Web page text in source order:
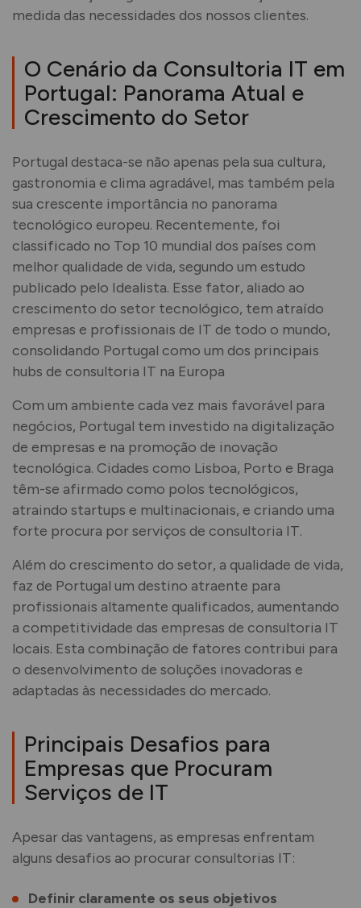
medida das necessidades dos nossos clientes.
O Cenário da Consultoria IT em
Portugal: Panorama Atual e
Crescimento do Setor
Portugal destaca-se não apenas pela sua cultura,
gastronomia e clima agradável, mas também pela
sua crescente importância no panorama
tecnológico europeu. Recentemente, foi
classificado no Top 10 mundial dos países com
melhor qualidade de vida, segundo um estudo
publicado pelo Idealista. Esse fator, aliado ao
crescimento do setor tecnológico, tem atraído
empresas e profissionais de IT de todo o mundo,
consolidando Portugal como um dos principais
hubs de consultoria IT na Europa
Com um ambiente cada vez mais favorável para
negócios, Portugal tem investido na digitalização
de empresas e na promoção de inovação
tecnológica. Cidades como Lisboa, Porto e Braga
têm-se afirmado como polos tecnológicos,
atraindo startups e multinacionais, e criando uma
forte procura por serviços de consultoria IT.
Além do crescimento do setor, a qualidade de vida,
faz de Portugal um destino atraente para
profissionais altamente qualificados, aumentando
a competitividade das empresas de consultoria IT
locais. Esta combinação de fatores contribui para
o desenvolvimento de soluções inovadoras e
adaptadas às necessidades do mercado.
Principais Desafios para
Empresas que Procuram
Serviços de IT
Apesar das vantagens, as empresas enfrentam
alguns desafios ao procurar consultorias IT:
Definir claramente os seus objetivos